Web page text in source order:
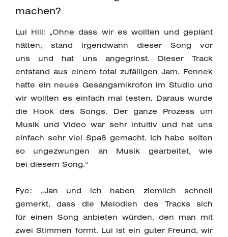
machen?
Lui Hill: „Ohne dass wir es wollten und geplant
hätten, stand irgendwann dieser Song vor
uns und hat uns angegrinst. Dieser Track
entstand aus einem total zufälligen Jam. Fennek
hatte ein neues Gesangsmikrofon im Studio und
wir wollten es einfach mal testen. Daraus wurde
die Hook des Songs. Der ganze Prozess um
Musik und Video war sehr intuitiv und hat uns
einfach sehr viel Spaß gemacht. Ich habe selten
so ungezwungen an Musik gearbeitet, wie
bei diesem Song.“
Fye: „Jan und ich haben ziemlich schnell
gemerkt, dass die Melodien des Tracks sich
für einen Song anbieten würden, den man mit
zwei Stimmen formt. Lui ist ein guter Freund, wir